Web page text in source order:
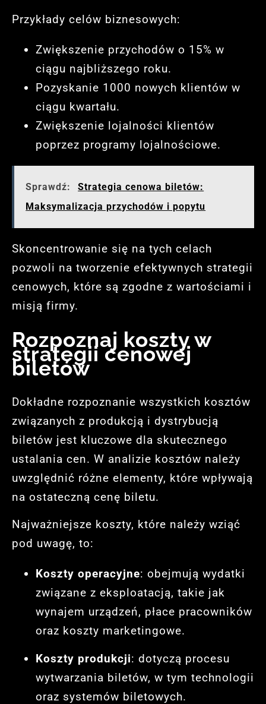
Przykłady celów biznesowych:
Zwiększenie przychodów o 15% w
ciągu najbliższego roku.
Pozyskanie 1000 nowych klientów w
ciągu kwartału.
Zwiększenie lojalności klientów
poprzez programy lojalnościowe.
Sprawdź:
Strategia cenowa biletów:
Maksymalizacja przychodów i popytu
Skoncentrowanie się na tych celach
pozwoli na tworzenie efektywnych strategii
cenowych, które są zgodne z wartościami i
misją firmy.
Rozpoznaj koszty w
strategii cenowej
biletów
Dokładne rozpoznanie wszystkich kosztów
związanych z produkcją i dystrybucją
biletów jest kluczowe dla skutecznego
ustalania cen. W analizie kosztów należy
uwzględnić różne elementy, które wpływają
na ostateczną cenę biletu.
Najważniejsze koszty, które należy wziąć
pod uwagę, to:
Koszty operacyjne: obejmują wydatki
związane z eksploatacją, takie jak
wynajem urządzeń, płace pracowników
oraz koszty marketingowe.
Koszty produkcji: dotyczą procesu
wytwarzania biletów, w tym technologii
oraz systemów biletowych.